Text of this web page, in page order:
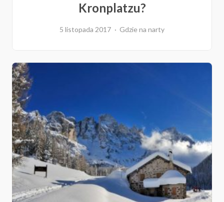
Kronplatzu?
5 listopada 2017 Gdzie na narty